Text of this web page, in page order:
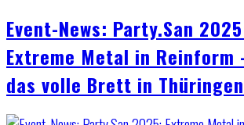
Event-News: Party.San
Extreme Metal in Reinform
das volle Brett in Thüringen